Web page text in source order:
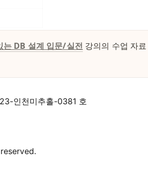
는 DB 설계 입문/실전 강의의 수업 자
인천미추홀-0381 호